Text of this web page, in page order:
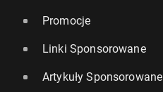
Promocje
Linki Sponsorowane
Artykuły Sponsorowane